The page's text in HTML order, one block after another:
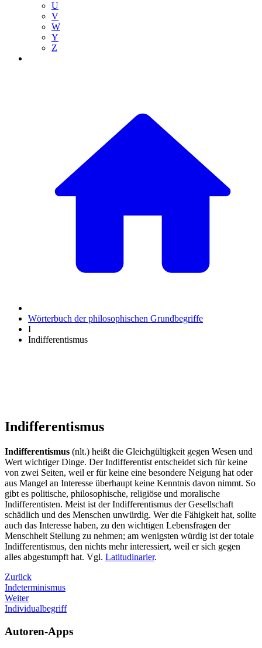
U
V
W
Y
Z
Wörterbuch der philosophischen Grundbegriffe
I
Indifferentismus
Indifferentismus
Indifferentismus (nlt.) heißt die Gleichgültigkeit gegen Wesen und
Wert wichtiger Dinge. Der Indifferentist entscheidet sich für keine
von zwei Seiten, weil er für keine eine besondere Neigung hat oder
aus Mangel an Interesse überhaupt keine Kenntnis davon nimmt. So
gibt es politische, philosophische, religiöse und moralische
Indifferentisten. Meist ist der Indifferentismus der Gesellschaft
schädlich und des Menschen unwürdig. Wer die Fähigkeit hat, sollte
auch das Interesse haben, zu den wichtigen Lebensfragen der
Menschheit Stellung zu nehmen; am wenigsten würdig ist der totale
Indifferentismus, den nichts mehr interessiert, weil er sich gegen
alles abgestumpft hat. Vgl. Latitudinarier.
Zurück
Indeterminismus
Weiter
Individualbegriff
Autoren-Apps